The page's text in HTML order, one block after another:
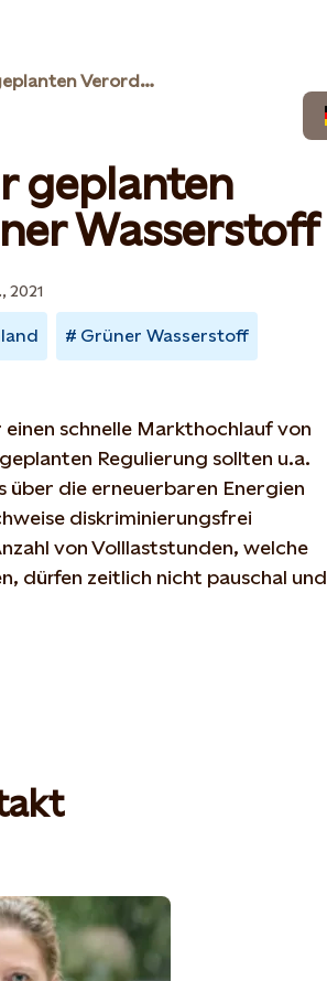
Statkraft zur geplanten Verordnung grüner Wasserstoff
geplanten
Wasserstoff
2021
Grüner Wasserstoff
schnelle Markthochlauf von
Regulierung sollten u.a.
über die erneuerbaren Energien
diskriminierungsfrei
von Volllaststunden, welche
dürfen zeitlich nicht pauschal und